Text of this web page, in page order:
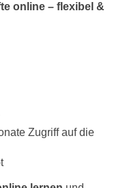
online – flexibel &
Zugriff auf die